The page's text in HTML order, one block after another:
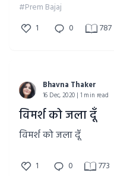
#Prem Bajaj
1
0 787
Bhavna Thaker
16 Dec, 2020 | 1 min read
विमर्श को जला दूँ
विमर्श को जला दूँ
1 0 773